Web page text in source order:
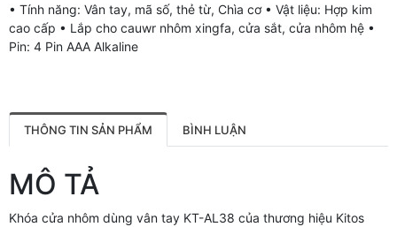
• Tính năng: Vân tay, mã số, thẻ từ, Chìa cơ • Vật liệu: Hợp kim
cao cấp • Lắp cho cauwr nhôm xingfa, cửa sắt, cửa nhôm hệ •
Pin: 4 Pin AAA Alkaline
THÔNG TIN SẢN PHẨM BÌNH LUẬN
MÔ TẢ
Khóa cửa nhôm dùng vân tay KT-AL38 của thương hiệu Kitos